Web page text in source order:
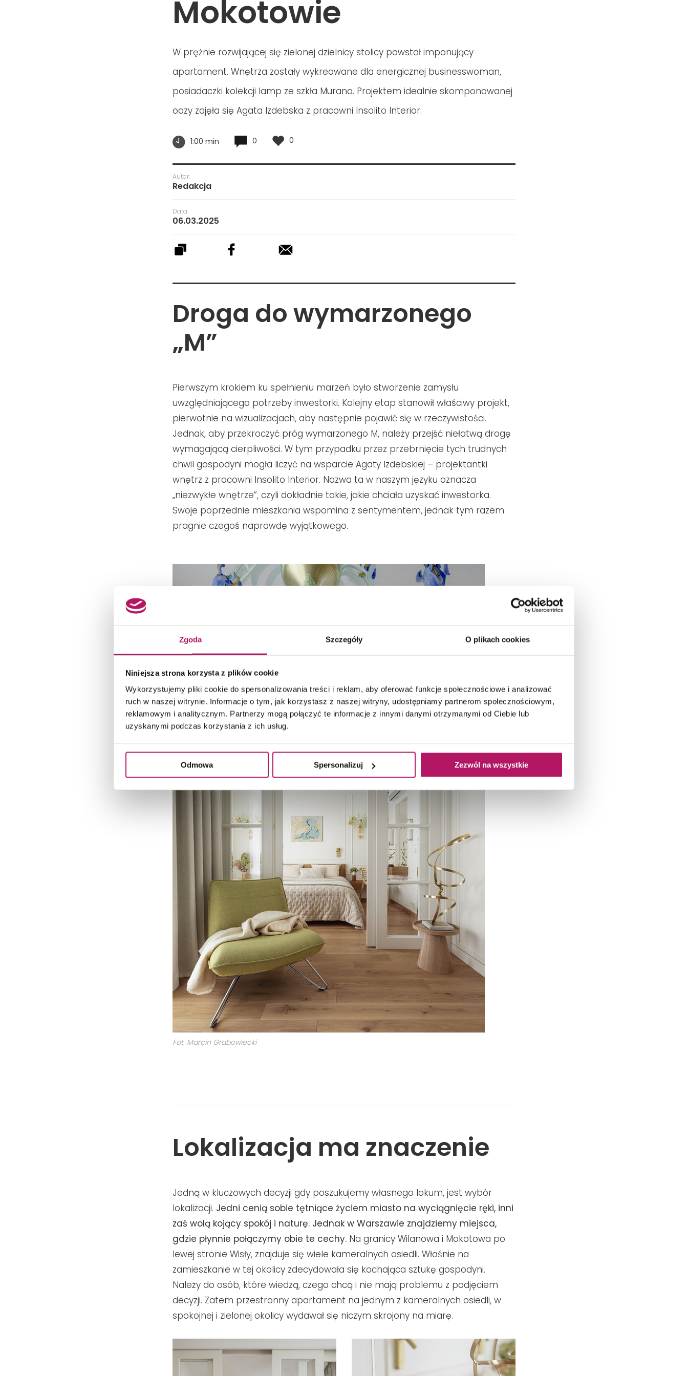
Zgoda Szczegóły O plikach cookies
Niniejsza strona korzysta z plików cookie
Wykorzystujemy pliki cookie do spersonalizowania treści i reklam, aby oferować funkcje społecznościowe i analizować
ruch w naszej witrynie. Informacje o tym, jak korzystasz z naszej witryny, udostępniamy partnerom społecznościowym,
reklamowym i analitycznym. Partnerzy mogą połączyć te informacje z innymi danymi otrzymanymi od Ciebie lub
uzyskanymi podczas korzystania z ich usług.
Odmowa Spersonalizuj Zezwól na wszystkie
Mokotowie
W prężnie rozwijającej się zielonej dzielnicy stolicy powstał imponujący
apartament. Wnętrza zostały wykreowane dla energicznej businesswoman,
posiadaczki kolekcji lamp ze szkła Murano. Projektem idealnie skomponowanej
oazy zajęła się Agata Izdebska z pracowni Insolito Interior.
1:00 min 0 0
Droga do wymarzonego
„M”
Pierwszym krokiem ku spełnieniu marzeń było stworzenie zamysłu
uwzględniającego potrzeby inwestorki. Kolejny etap stanowił właściwy projekt,
pierwotnie na wizualizacjach, aby następnie pojawić się w rzeczywistości.
Jednak, aby przekroczyć próg wymarzonego M, należy przejść niełatwą drogę
wymagającą cierpliwości. W tym przypadku przez przebrnięcie tych trudnych
chwil gospodyni mogła liczyć na wsparcie Agaty Izdebskiej – projektantki
wnętrz z pracowni Insolito Interior. Nazwa ta w naszym języku oznacza
„niezwykłe wnętrze”, czyli dokładnie takie, jakie chciała uzyskać inwestorka.
Swoje poprzednie mieszkania wspomina z sentymentem, jednak tym razem
pragnie czegoś naprawdę wyjątkowego.
Autor:
Redakcja
Data:
06.03.2025
Fot. Marcin Grabowiecki
Lokalizacja ma znaczenie
Jedną w kluczowych decyzji gdy poszukujemy własnego lokum, jest wybór
lokalizacji. Jedni cenią sobie tętniące życiem miasto na wyciągnięcie ręki, inni
zaś wolą kojący spokój i naturę. Jednak w Warszawie znajdziemy miejsca,
gdzie płynnie połączymy obie te cechy. Na granicy Wilanowa i Mokotowa po
lewej stronie Wisły, znajduje się wiele kameralnych osiedli. Właśnie na
zamieszkanie w tej okolicy zdecydowała się kochająca sztukę gospodyni.
Należy do osób, które wiedzą, czego chcą i nie mają problemu z podjęciem
decyzji. Zatem przestronny apartament na jednym z kameralnych osiedli, w
spokojnej i zielonej okolicy wydawał się niczym skrojony na miarę.